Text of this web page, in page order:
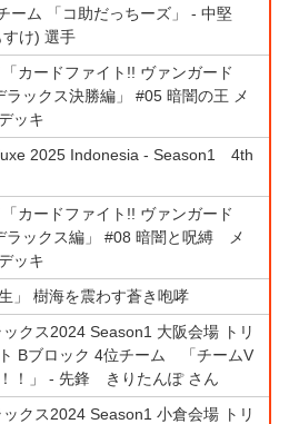
ーム 「コ助だっちーズ」 - 中堅
け) 選手
カードファイト!! ヴァンガード
ラックス決勝編」 #05 暗闇の王 メ
ッキ
2025 Indonesia - Season1 4th
カードファイト!! ヴァンガード
ラックス編」 #08 暗闇と呪縛 メ
ッキ
生」 樹海を震わす蒼き咆哮
クス2024 Season1 大阪会場 トリ
Bブロック 4位チーム 「チームV
！」 - 先鋒 きりたんぽ さん
クス2024 Season1 小倉会場 トリ